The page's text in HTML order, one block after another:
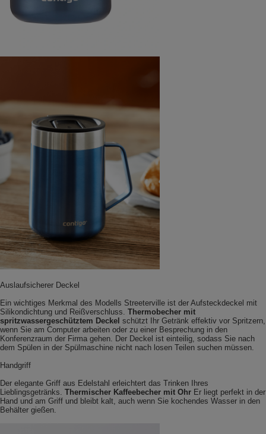
Auslaufsicherer Deckel
Ein wichtiges Merkmal des Modells Streeterville ist der Aufsteckdeckel mit
Silikondichtung und Reißverschluss. Thermobecher mit
spritzwassergeschütztem Deckel schützt Ihr Getränk effektiv vor Spritzern,
wenn Sie am Computer arbeiten oder zu einer Besprechung in den
Konferenzraum der Firma gehen. Der Deckel ist einteilig, sodass Sie nach
dem Spülen in der Spülmaschine nicht nach losen Teilen suchen müssen.
Handgriff
Der elegante Griff aus Edelstahl erleichtert das Trinken Ihres
Lieblingsgetränks. Thermischer Kaffeebecher mit Ohr Er liegt perfekt in der
Hand und am Griff und bleibt kalt, auch wenn Sie kochendes Wasser in den
Behälter gießen.